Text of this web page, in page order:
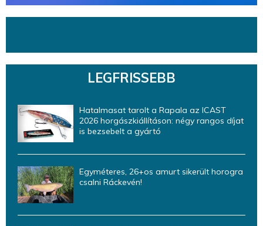
LEGFRISSEBB
Hatalmasat tarolt a Rapala az ICAST
2026 horgászkiállításon: négy rangos díjat
is bezsebelt a gyártó
Egyméteres, 26+os amurt sikerült horogra
csalni Ráckevén!